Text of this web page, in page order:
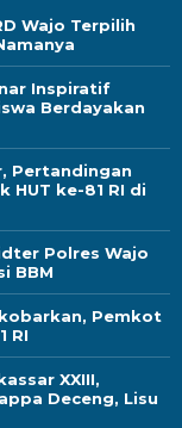
Wajo Terpilih
Inspiratif
Berdayakan
Pertandingan
HUT ke-81 RI di
Polres Wajo
BBM
Pemkot
RI
XXIII,
Deceng, Lisu